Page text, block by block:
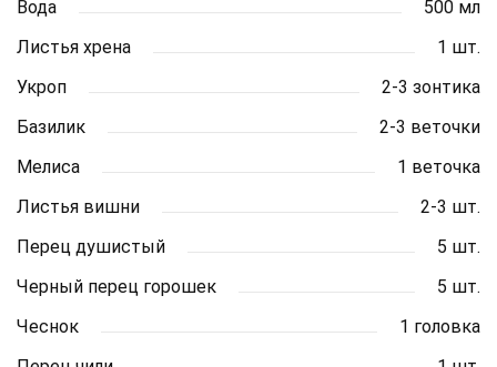
Вода
500 мл
Листья хрена
1 шт.
Укроп
2-3 зонтика
Базилик
2-3 веточки
Мелиса
1 веточка
Листья вишни
2-3 шт.
Перец душистый
5 шт.
Черный перец горошек
5 шт.
Чеснок
1 головка